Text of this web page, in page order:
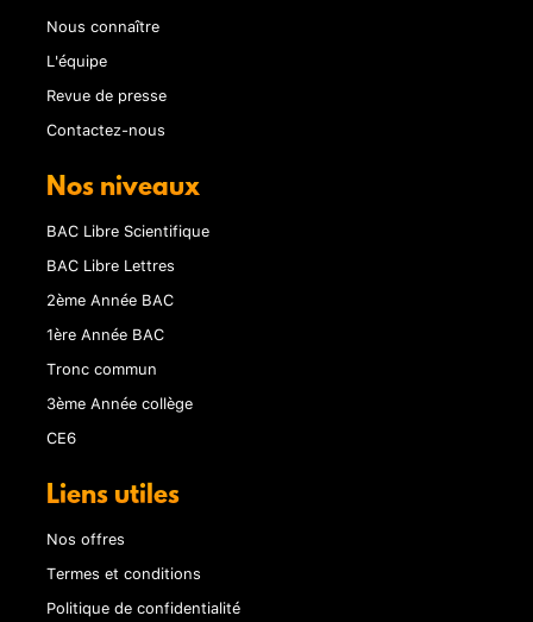
Nous connaître
L'équipe
Revue de presse
Contactez-nous
Nos niveaux
BAC Libre Scientifique
BAC Libre Lettres
2ème Année BAC
1ère Année BAC
Tronc commun
3ème Année collège
CE6
Liens utiles
Nos offres
Termes et conditions
Politique de confidentialité